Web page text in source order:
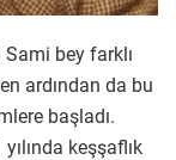
Sami bey farklı
ardından da bu
başladı.
keşşaflık